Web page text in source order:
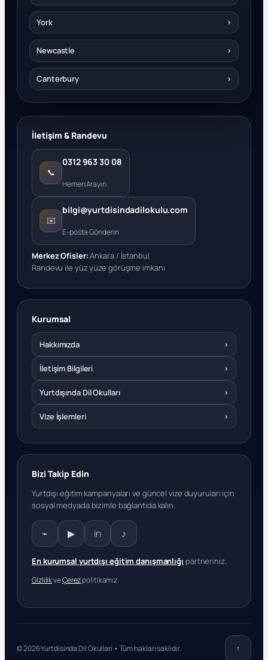
York ›
Newcastle ›
Canterbury ›
İletişim & Randevu
📞
0312 963 30 08
Hemen Arayın
✉️
bilgi@yurtdisindadilokulu.com
E-posta Gönderin
Merkez Ofisler:Ankara / İstanbul
Randevu ile yüz yüze görüşme imkanı
Kurumsal
Hakkımızda ›
İletişim Bilgileri ›
Yurtdışında Dil Okulları ›
Vize İşlemleri ›
Bizi Takip Edin
Yurtdışı eğitim kampanyaları ve güncel vize duyuruları için
sosyal medyada bizimle bağlantıda kalın.
⌁ ▶ in ♪
En kurumsal yurtdışı eğitim danışmanlığı partneriniz.
GizlilikveÇerezpolitikamız.
© 2026 Yurtdisinda Dil Okullari • Tüm hakları saklıdır. ↑